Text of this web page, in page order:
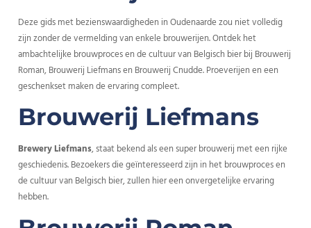
Deze gids met bezienswaardigheden in Oudenaarde zou niet volledig
zijn zonder de vermelding van enkele brouwerijen. Ontdek het
ambachtelijke brouwproces en de cultuur van Belgisch bier bij Brouwerij
Roman, Brouwerij Liefmans en Brouwerij Cnudde. Proeverijen en een
geschenkset maken de ervaring compleet.
Brouwerij Liefmans
Brewery Liefmans, staat bekend als een super brouwerij met een rijke
geschiedenis. Bezoekers die geïnteresseerd zijn in het brouwproces en
de cultuur van Belgisch bier, zullen hier een onvergetelijke ervaring
hebben.